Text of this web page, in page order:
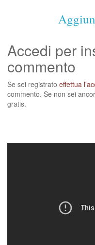
Accedi per
commento
Se sei registrato effettua
commento. Se non sei
gratis.